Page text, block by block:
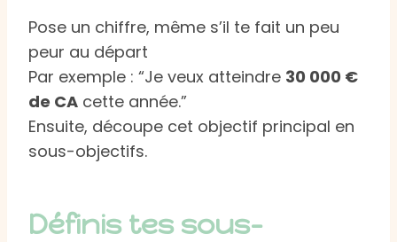
Pose un chiffre, même s’il te fait un peu
peur au départ
Par exemple : “Je veux atteindre 30 000 €
de CA cette année.”
Ensuite, découpe cet objectif principal en
sous-objectifs.
Définis tes sous-